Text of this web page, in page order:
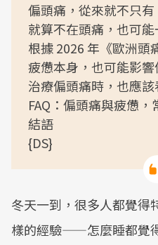
偏頭痛，從來就不只有
就算不在頭痛，也可
根據 2026 年《歐洲頭
疲憊本身，也可能影
治療偏頭痛時，也應該
FAQ：偏頭痛與疲憊，
結語
{DS}
冬天一到，很多人都覺得
樣的經驗——怎麼睡都覺